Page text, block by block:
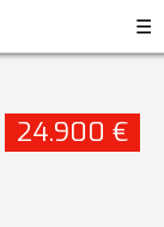
☰
24.900 €